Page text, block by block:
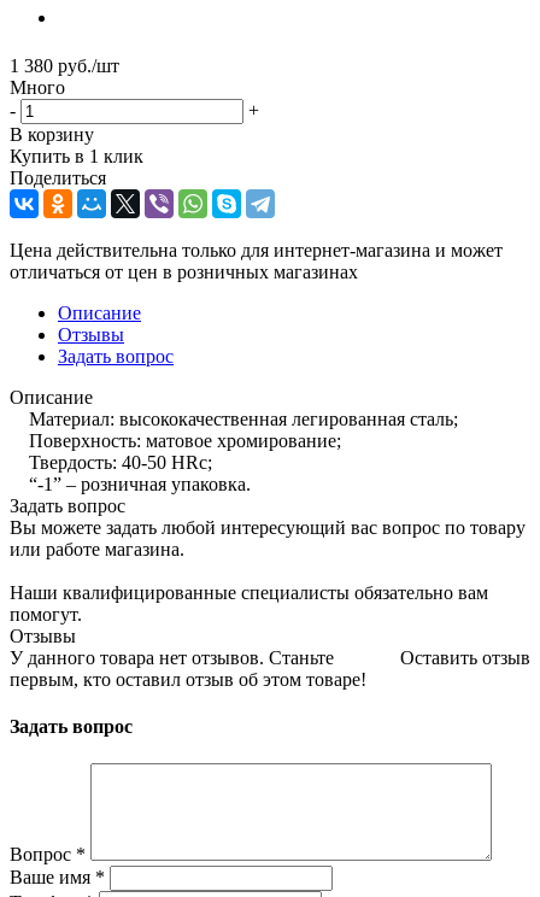
1 380 руб./шт
Много
-
+
В корзину
Купить в 1 клик
Поделиться
Цена действительна только для интернет-магазина и может
отличаться от цен в розничных магазинах
Описание
Отзывы
Задать вопрос
Описание
Материал: высококачественная легированная сталь;
Поверхность: матовое хромирование;
Твердость: 40-50 HRc;
“-1” – розничная упаковка.
Задать вопрос
Вы можете задать любой интересующий вас вопрос по товару
или работе магазина.
Наши квалифицированные специалисты обязательно вам
помогут.
Отзывы
Оставить отзыв
У данного товара нет отзывов. Станьте
первым, кто оставил отзыв об этом товаре!
Задать вопрос
Вопрос *
Ваше имя *